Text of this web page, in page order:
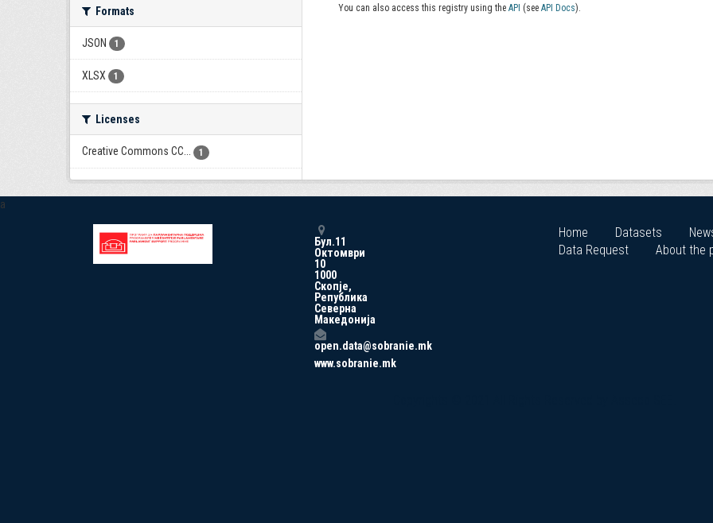
Formats
JSON 1
XLSX 1
Licenses
Creative Commons CC... 1
You can also access this registry using the API (see API Docs).
a
Бул.11
Октомври
10
1000
Скопје,
Република
Северна
Македонија
open.data@sobranie.mk
www.sobranie.mk
Home Datasets
Data Request
About the